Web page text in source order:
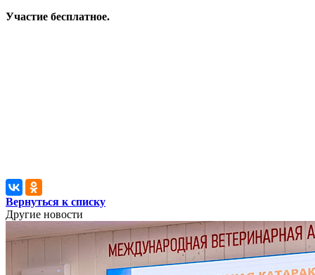
Участие бесплатное.
Вернуться к списку
Другие новости